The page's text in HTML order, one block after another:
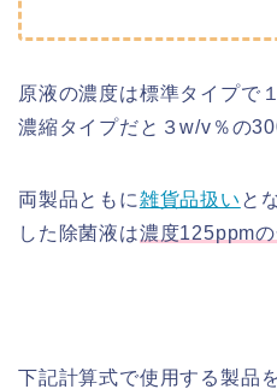
原液の濃度は標準タイプで
濃縮タイプだと３w/v％の
両製品ともに雑貨品扱い と
した除菌液は濃度125ppm
下記計算式で使用する製品